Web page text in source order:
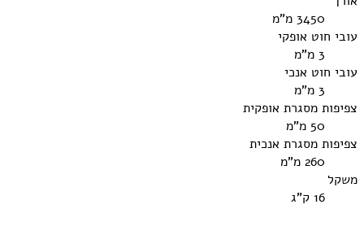
3450 מ"מ
עובי חוט אופקי
3 מ"מ
עובי חוט אנכי
3 מ"מ
צפיפות מסגרת אופקית
50 מ"מ
צפיפות מסגרת אנכית
260 מ"מ
משקל
16 ק"ג